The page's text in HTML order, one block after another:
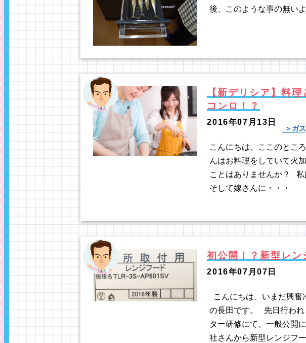
後、このような事の無い
【新デリシア】料
コンロ！？
2016年07月13日
ガ
こんにちは、ここのとこ
んはお料理をしていて火
ことはありませんか？ 私
そして嫁さんに・・・
初公開！？新型レン
2016年07月07日
こんにちは、いまだ興奮
の長田です。 先日行われ
ター研修にて、一般公開
社さんから新型レンジフ